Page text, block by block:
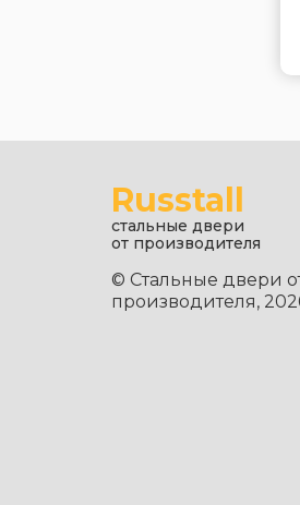
Russtall
стальные двери
от производителя
© Стальные двери
производителя,